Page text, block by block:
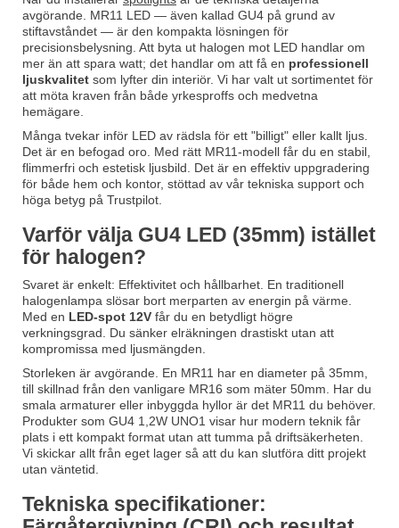
avgörande. MR11 LED — även kallad GU4 på grund av
stiftavståndet — är den kompakta lösningen för
precisionsbelysning. Att byta ut halogen mot LED handlar om
mer än att spara watt; det handlar om att få en professionell
ljuskvalitet som lyfter din interiör. Vi har valt ut sortimentet för
att möta kraven från både yrkesproffs och medvetna
hemägare.
Många tvekar inför LED av rädsla för ett "billigt" eller kallt ljus.
Det är en befogad oro. Med rätt MR11-modell får du en stabil,
flimmerfri och estetisk ljusbild. Det är en effektiv uppgradering
för både hem och kontor, stöttad av vår tekniska support och
höga betyg på Trustpilot.
Varför välja GU4 LED (35mm) istället
för halogen?
Svaret är enkelt: Effektivitet och hållbarhet. En traditionell
halogenlampa slösar bort merparten av energin på värme.
Med en LED-spot 12V får du en betydligt högre
verkningsgrad. Du sänker elräkningen drastiskt utan att
kompromissa med ljusmängden.
Storleken är avgörande. En MR11 har en diameter på 35mm,
till skillnad från den vanligare MR16 som mäter 50mm. Har du
smala armaturer eller inbyggda hyllor är det MR11 du behöver.
Produkter som GU4 1,2W UNO1 visar hur modern teknik får
plats i ett kompakt format utan att tumma på driftsäkerheten.
Vi skickar allt från eget lager så att du kan slutföra ditt projekt
utan väntetid.
Tekniska specifikationer: